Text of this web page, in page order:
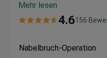
Untersuchungen und
medizinischen
Leistungen im Bereich
Mehr lesen
4.6156
Nabelbruch-Operation